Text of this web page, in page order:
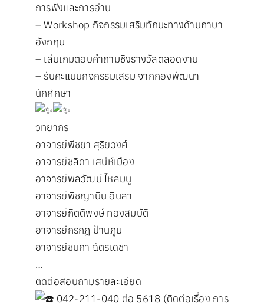
การฟังและการอ่าน
– Workshop กิจกรรมเสริมทักษะทางด้านภาษา
อังกฤษ
– เล่นเกมตอบคำถามชิงรางวัลตลอดงาน
– รับคะแนนกิจกรรมเสริม จากกองพัฒนา
นักศึกษา
วิทยากร
อาจารย์พีชยา สุริยวงศ์
อาจารย์ชลิดา เสน่ห์เมือง
อาจารย์พลวัฒน์ ไหลมนู
อาจารย์พิชญานิน อินลา
อาจารย์กิตติพงษ์ ทองสมบัติ
อาจารย์กรกฎ ป้านภูมิ
อาจารย์ชนิกา ฉัตรเดชา
…
ติดต่อสอบถามรายละเอียด
042-211-040 ต่อ 5618 (ติดต่อเรื่อง การ